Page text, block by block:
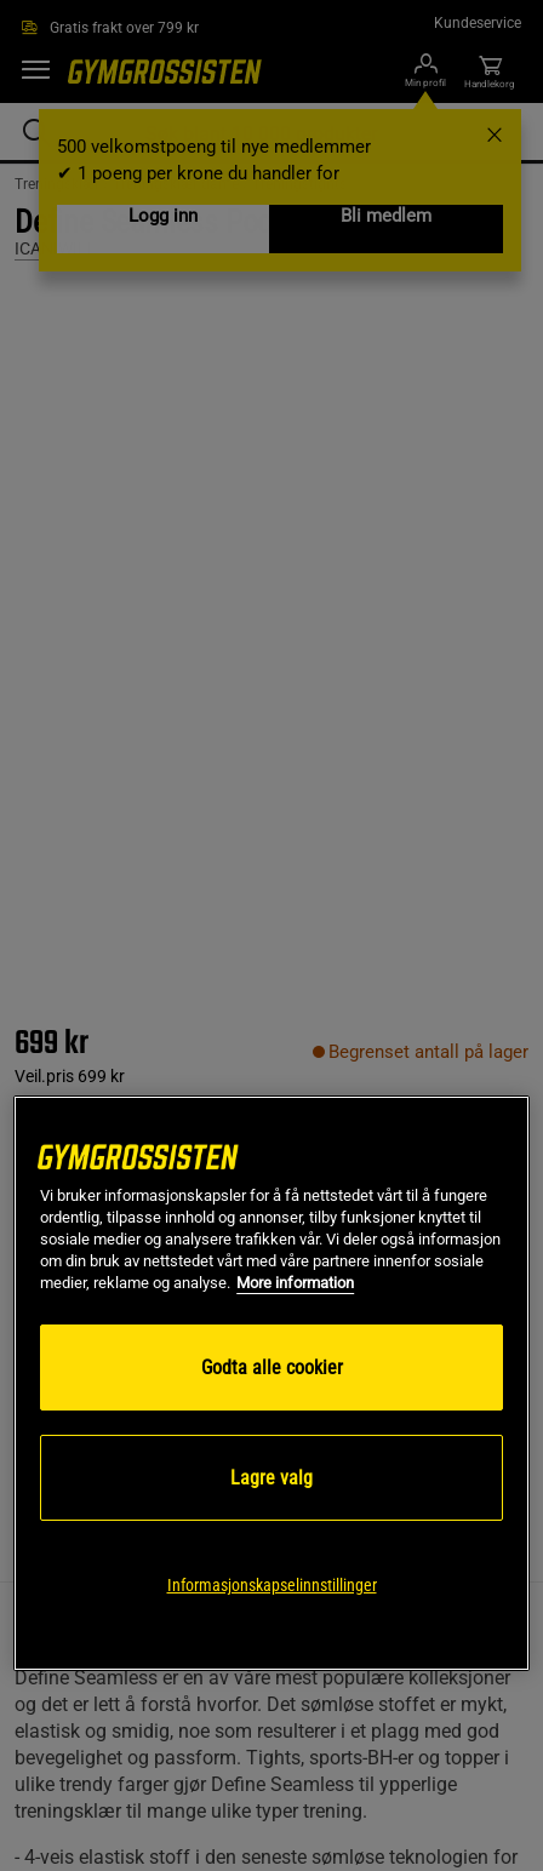
Gratis frakt over 799 kr Kundeservice
Min profil
500 velkomstpoeng til nye medlemmer
✔ 1 poeng per krone du handler for
Logg inn
Bli medlem
Handlekorg
Treningsklær / Treningsklær dame / Treningstights
Define Seamless Pocket Tights, Black, L
ICANIWILL
699 kr
Veil.pris 699 kr
Begrenset antall på lager
Kjøp
Gratis frakt over 799 kr Gratis retur 14 dagers angrerett
7340145344854
Define Seamless er en av våre mest populære kolleksjoner
og det er lett å forstå hvorfor. Det sømløse stoffet er mykt,
elastisk og smidig, noe som resulterer i et plagg med god
bevegelighet og passform. Tights, sports-BH-er og topper i
ulike trendy farger gjør Define Seamless til ypperlige
treningsklær til mange ulike typer trening.
- 4-veis elastisk stoff i den seneste sømløse teknologien for
Vi bruker informasjonskapsler for å få nettstedet vårt til å fungere
ordentlig, tilpasse innhold og annonser, tilby funksjoner knyttet til
sosiale medier og analysere trafikken vår. Vi deler også informasjon
om din bruk av nettstedet vårt med våre partnere innenfor sosiale
medier, reklame og analyse. More information
Godta alle cookier
Lagre valg
Informasjonskapselinnstillinger